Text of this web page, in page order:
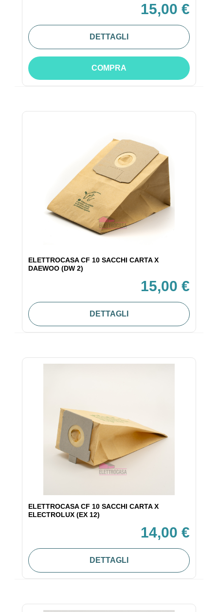
15,00 €
DETTAGLI
COMPRA
ELETTROCASA CF 10 SACCHI CARTA X
DAEWOO (DW 2)
15,00 €
DETTAGLI
ELETTROCASA CF 10 SACCHI CARTA X
ELECTROLUX (EX 12)
14,00 €
DETTAGLI